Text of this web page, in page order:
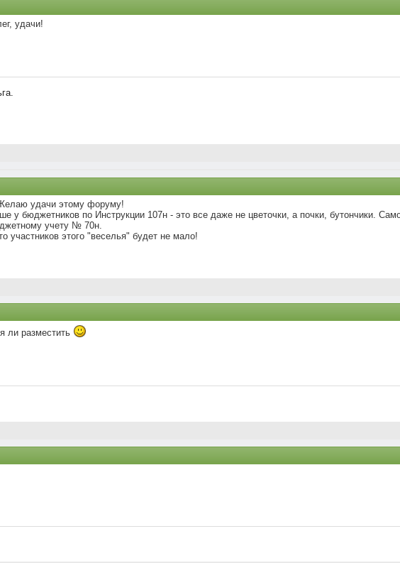
удачи!
удачи этому форуму!
у бюджетников по Инструкции 107н - это все даже не цветочки, а почки, бутончики.
учету № 70н.
участников этого "веселья" будет не мало!
ли разместить